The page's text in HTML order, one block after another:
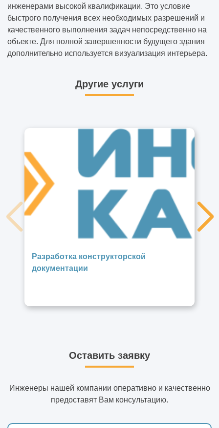
инженерами высокой квалификации. Это условие
быстрого получения всех необходимых разрешений и
качественного выполнения задач непосредственно на
объекте. Для полной завершенности будущего здания
дополнительно используется визуализация интерьера.
Другие услуги
Разработка конструкторской
документации
Оставить заявку
Инженеры нашей компании оперативно и качественно
предоставят Вам консультацию.